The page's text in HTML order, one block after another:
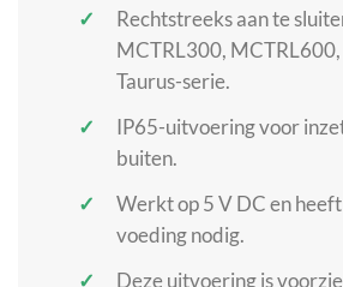
Rechtstreeks aan te
MCTRL300,
Taurus-serie.
IP65-uitvoering voor
buiten.
Werkt op 5 V DC en
voeding nodig.
Deze uitvoering is